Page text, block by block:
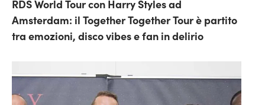
RDS World Tour con Harry Styles ad
Amsterdam: il Together Together Tour è partito
tra emozioni, disco vibes e fan in delirio